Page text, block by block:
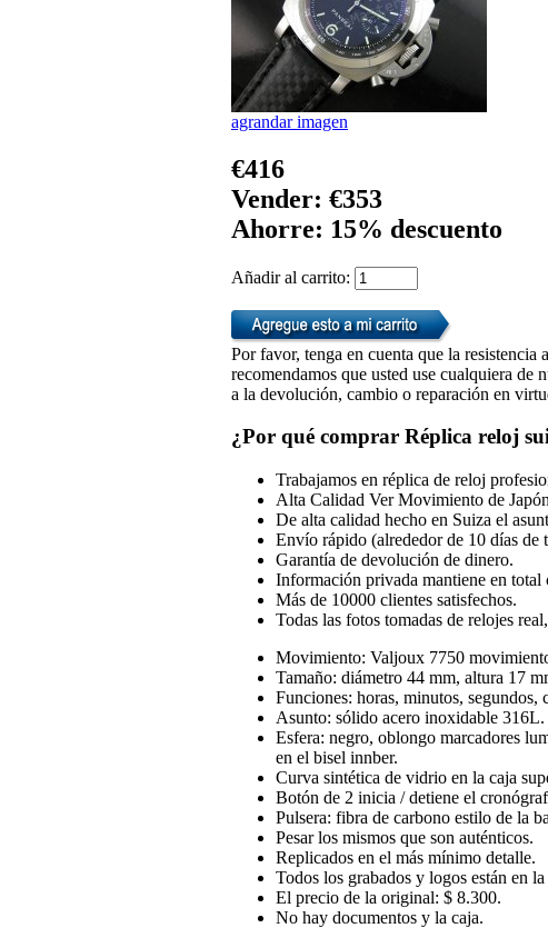
agrandar imagen
€416
Vender: €353
Ahorre: 15% descuento
Añadir al carrito:
Por favor, tenga en cuenta que la
recomendamos que usted use cualquiera de
a la devolución, cambio o reparación en
¿Por qué comprar Réplica reloj
Trabajamos en réplica de reloj
Alta Calidad Ver Movimiento de
De alta calidad hecho en Suiza el
Envío rápido (alrededor de 10 días de
Garantía de devolución de dinero.
Información privada mantiene en
Más de 10000 clientes satisfechos.
Todas las fotos tomadas de relojes
Movimiento: Valjoux 7750
Tamaño: diámetro 44 mm, altura 17
Funciones: horas, minutos,
Asunto: sólido acero inoxidable 316L.
Esfera: negro, oblongo marcadores
en el bisel innber.
Curva sintética de vidrio en la caja
Botón de 2 inicia / detiene el
Pulsera: fibra de carbono estilo de la
Pesar los mismos que son auténticos.
Replicados en el más mínimo detalle.
Todos los grabados y logos están en
El precio de la original: $ 8.300.
No hay documentos y la caja.